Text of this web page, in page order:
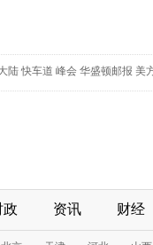
陆 快车道 峰会 华盛顿邮报 美
政 资讯 财经